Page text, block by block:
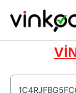
content